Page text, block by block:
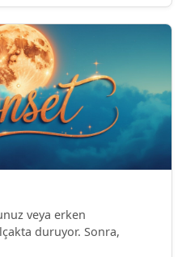
veya erken
duruyor. Sonra,